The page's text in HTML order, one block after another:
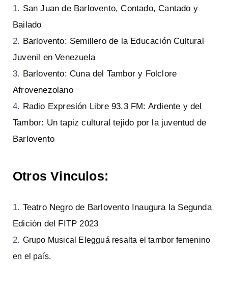
San Juan de Barlovento, Contado, Cantado y
Bailado
Barlovento: Semillero de la Educación Cultural
Juvenil en Venezuela
Barlovento: Cuna del Tambor y Folclore
Afrovenezolano
Radio Expresión Libre 93.3 FM: Ardiente y del
Tambor: Un tapiz cultural tejido por la juventud de
Barlovento
Otros Vinculos:
Teatro Negro de Barlovento Inaugura la Segunda
Edición del FITP 2023
Grupo Musical Elegguá resalta el tambor femenino
en el país.